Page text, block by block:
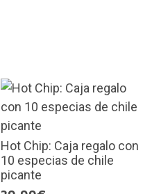
Hot Chip: Caja regalo con
10 especias de chile
picante